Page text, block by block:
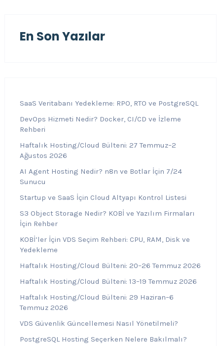
En Son Yazılar
SaaS Veritabanı Yedekleme: RPO, RTO ve PostgreSQL
DevOps Hizmeti Nedir? Docker, CI/CD ve İzleme
Rehberi
Haftalık Hosting/Cloud Bülteni: 27 Temmuz–2
Ağustos 2026
AI Agent Hosting Nedir? n8n ve Botlar İçin 7/24
Sunucu
Startup ve SaaS İçin Cloud Altyapı Kontrol Listesi
S3 Object Storage Nedir? KOBİ ve Yazılım Firmaları
İçin Rehber
KOBİ’ler İçin VDS Seçim Rehberi: CPU, RAM, Disk ve
Yedekleme
Haftalık Hosting/Cloud Bülteni: 20–26 Temmuz 2026
Haftalık Hosting/Cloud Bülteni: 13–19 Temmuz 2026
Haftalık Hosting/Cloud Bülteni: 29 Haziran–6
Temmuz 2026
VDS Güvenlik Güncellemesi Nasıl Yönetilmeli?
PostgreSQL Hosting Seçerken Nelere Bakılmalı?